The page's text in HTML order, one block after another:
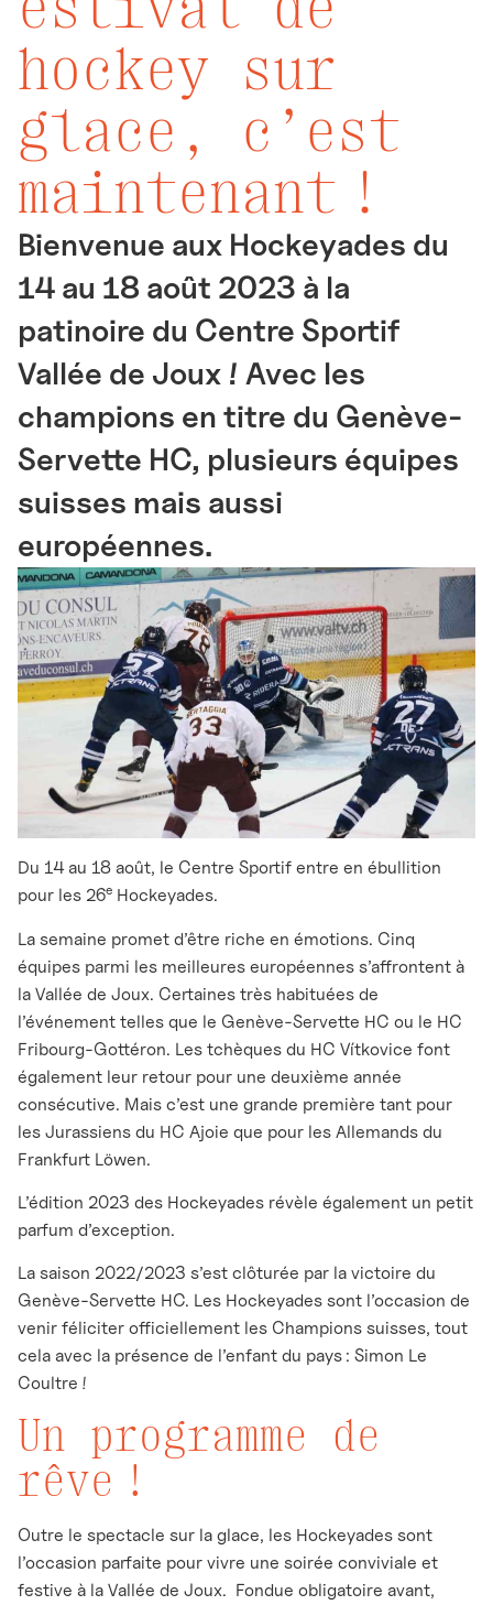
hockey sur
glace, c’est
maintenant !
Bienvenue aux Hockeyades du
14 au 18 août 2023 à la
patinoire du Centre Sportif
Vallée de Joux ! Avec les
champions en titre du Genève-
Servette HC, plusieurs équipes
suisses mais aussi
européennes.
Du 14 au 18 août, le Centre Sportif entre en ébullition
pour les 26e Hockeyades.
La semaine promet d’être riche en émotions. Cinq
équipes parmi les meilleures européennes s’affrontent à
la Vallée de Joux. Certaines très habituées de
l’événement telles que le Genève-Servette HC ou le HC
Fribourg-Gottéron. Les tchèques du HC Vítkovice font
également leur retour pour une deuxième année
consécutive. Mais c’est une grande première tant pour
les Jurassiens du HC Ajoie que pour les Allemands du
Frankfurt Löwen.
L’édition 2023 des Hockeyades révèle également un petit
parfum d’exception.
La saison 2022/2023 s’est clôturée par la victoire du
Genève-Servette HC. Les Hockeyades sont l’occasion de
venir féliciter officiellement les Champions suisses, tout
cela avec la présence de l’enfant du pays : Simon Le
Coultre !
Un programme de
rêve !
Outre le spectacle sur la glace, les Hockeyades sont
l’occasion parfaite pour vivre une soirée conviviale et
festive à la Vallée de Joux. Fondue obligatoire avant,